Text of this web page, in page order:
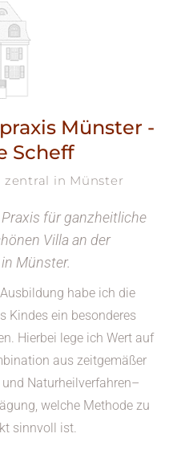
Münster -
Scheff
zentral in Münster
für ganzheitliche
Villa an der
Münster.
habe ich die
Kindes ein besonderes
Hierbei lege ich Wert auf
aus zeitgemäßer
Naturheilverfahren–
welche Methode zu
sinnvoll ist.